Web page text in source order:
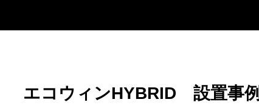
エコウィンHYBRID 設置事例